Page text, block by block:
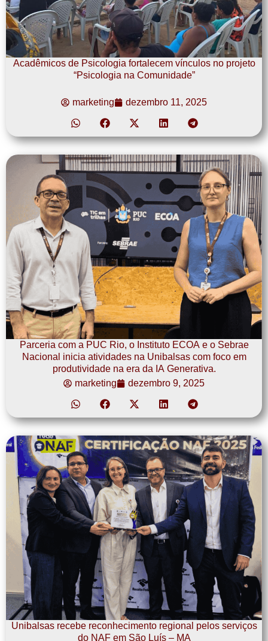
Acadêmicos de Psicologia fortalecem vínculos no projeto
“Psicologia na Comunidade”
marketing dezembro 11, 2025
Parceria com a PUC Rio, o Instituto ECOA e o Sebrae
Nacional inicia atividades na Unibalsas com foco em
produtividade na era da IA Generativa.
marketing
dezembro 9, 2025
Unibalsas recebe reconhecimento regional pelos serviços
do NAF em São Luís – MA